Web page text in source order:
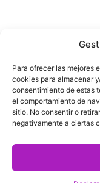
Para ofrecer las mejores
cookies para almacenar
consentimiento de estas
el comportamiento de
sitio. No consentir o
negativamente a ciertas
|Aviso de